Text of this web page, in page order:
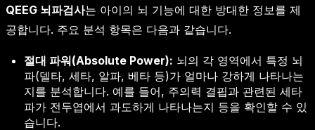
QEEG 뇌파검사는 아이의 뇌 기능에 대한 방대한 정보를 제
공합니다. 주요 분석 항목은 다음과 같습니다.
절대 파워(Absolute Power): 뇌의 각 영역에서 특정 뇌
파(델타, 세타, 알파, 베타 등)가 얼마나 강하게 나타나는
지를 분석합니다. 예를 들어, 주의력 결핍과 관련된 세타
파가 전두엽에서 과도하게 나타나는지 등을 확인할 수 있
습니다.